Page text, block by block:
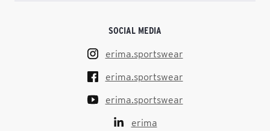
SOCIAL MEDIA
erima.sportswear
erima.sportswear
erima.sportswear
erima